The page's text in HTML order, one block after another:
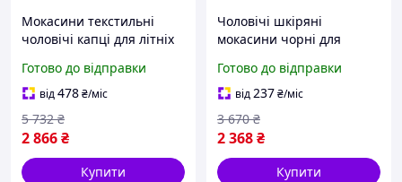
Мокасини текстильні
чоловічі капці для літніх
підошвою сірі
Готово до відправки
від478₴/міс
2 866₴
5 732 ₴
Купити
Чоловічі шкіряні
мокасини чорні для
натуральна шкіра
комфортне взуття
Готово до відправки
від237₴/міс
2 368₴
3 670 ₴
Купити